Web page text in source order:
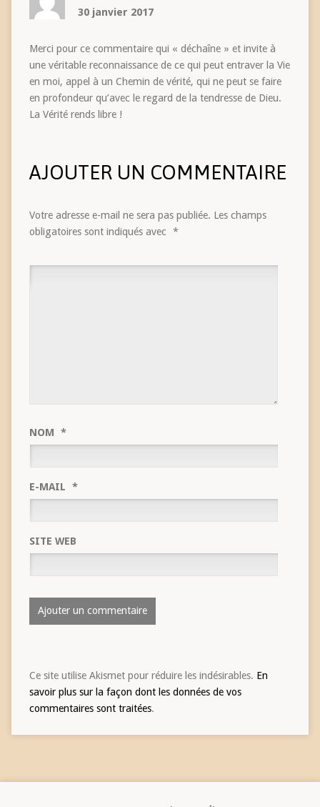
30 janvier 2017
Merci pour ce commentaire qui « déchaîne » et invite à
une véritable reconnaissance de ce qui peut entraver la Vie
en moi, appel à un Chemin de vérité, qui ne peut se faire
en profondeur qu’avec le regard de la tendresse de Dieu.
La Vérité rends libre !
AJOUTER UN COMMENTAIRE
Votre adresse e-mail ne sera pas publiée. Les champs
obligatoires sont indiqués avec *
NOM *
E-MAIL *
SITE WEB
Ce site utilise Akismet pour réduire les indésirables. En
savoir plus sur la façon dont les données de vos
commentaires sont traitées.